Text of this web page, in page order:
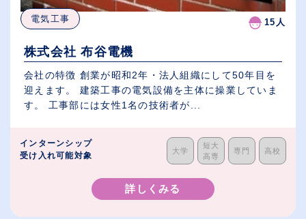
電気工事 15人
株式会社 布谷電機
会社の特徴 創業が昭和2年・法人組織にして50年目を
迎えます。 建築工事の電気設備を主体に操業していま
す。 工事部には女性1名の技術者が...
インターンシップ
受け入れ可能対象
大学
短大
高専
専門 高校
詳しくみる